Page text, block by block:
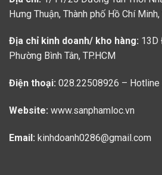
Hưng Thuận, Thành phố Hồ Chí
Địa chỉ kinh doanh/ kho hàng: 13D
Phường Bình Tân, TP.HCM
Điện thoại: 028.22508926 – Hotline
Website: www.sanphamloc.vn
Email: kinhdoanh0286@gmail.com